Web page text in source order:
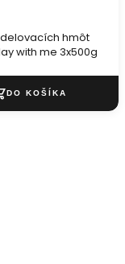
hmôt
with me 3x500g